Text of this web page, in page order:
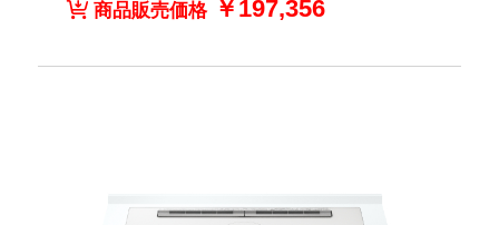
商品販売価格￥197,356